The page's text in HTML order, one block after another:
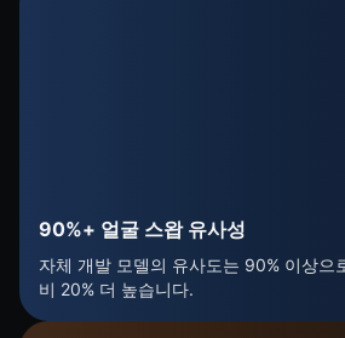
90%+ 얼굴 스왑 유사성
자체 개발 모델의 유사도는 90% 이상으
비 20% 더 높습니다.